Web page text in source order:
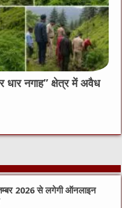
धार नगाह” क्षेत्र में अवैध
2026 से लगेगी ऑनलाइन